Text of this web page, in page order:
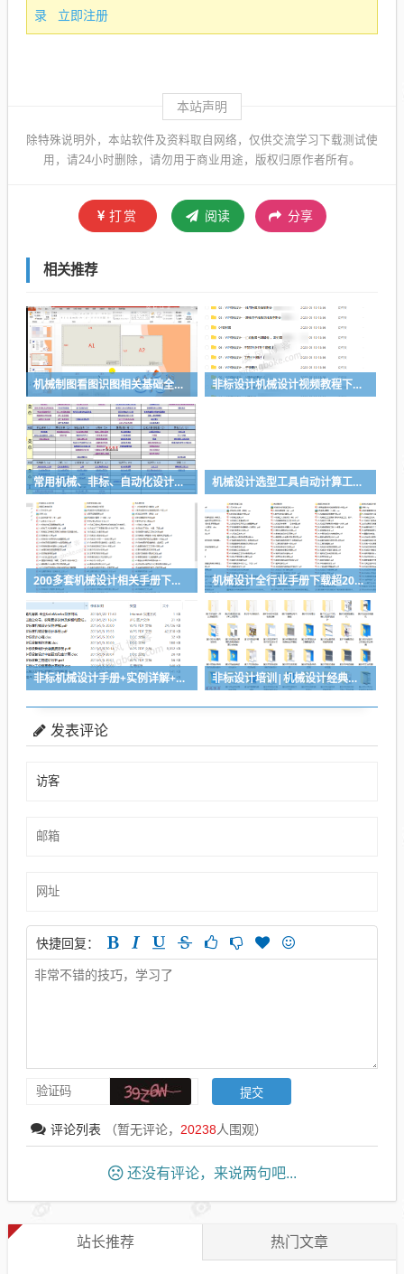
录 立即注册
本站声明
除特殊说明外，本站软件及资料取自网络，仅供交流学习下载测试使
用，请24小时删除，请勿用于商业用途，版权归原作者所有。
打赏 阅读 分享
相关推荐
机械制图看图识图相关基础全套视频教程 非标设计机械设计视频教程下载（推荐）
常用机械、非标、自动化设计选型计算表-功能很强大 机械设计选型工具自动计算工具分享
200多套机械设计相关手册下载，搞设计查资料够全了 机械设计全行业手册下载超200套手册，让你的设计有据可查
非标机械设计手册+实例详解+非标电柜制作工艺等资料下载 非标设计培训|机械设计经典案例培训视频教程-推荐
发表评论
快捷回复：
评论列表 （暂无评论， 20238人围观）
还没有评论，来说两句吧...
站长推荐 热门文章